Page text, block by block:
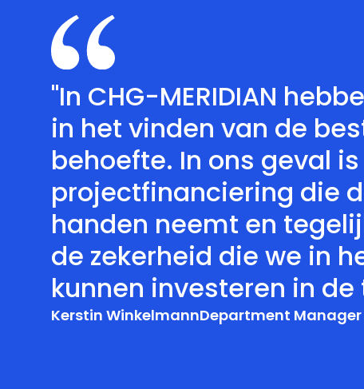
"In CHG-MERIDIAN
in het vinden van de
behoefte. In ons geval
projectfinanciering die
handen neemt en
de zekerheid die we in
kunnen investeren in
Kerstin WinkelmannDepartment Manager